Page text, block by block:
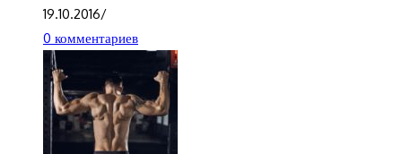
19.10.2016/
0 комментариев